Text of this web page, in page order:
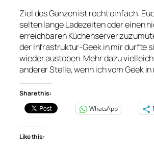
Ziel des Ganzen ist recht einfach:
selten lange Ladezeiten oder einen
erreichbaren Küchenserver
der Infrastruktur-Geek in mir durfte
wieder austoben. Mehr dazu
anderer Stelle, wenn ich vom Geek
Share this:
WhatsApp
Like this: